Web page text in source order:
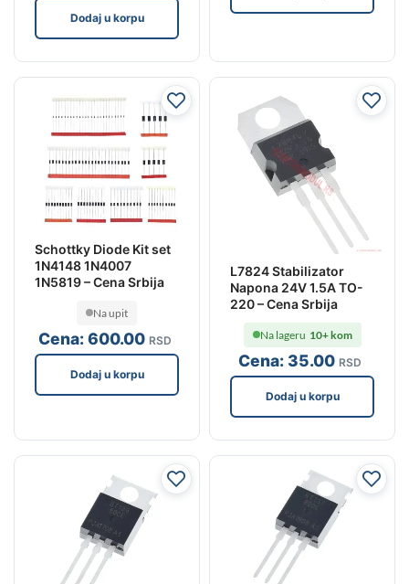
Dodaj u korpu
Schottky Diode Kit set
1N4148 1N4007
1N5819 – Cena Srbija
Cena:600.00 RSD
Na upit
Dodaj u korpu
L7824 Stabilizator
Napona 24V 1.5A TO-
220 – Cena Srbija
Cena:35.00 RSD
Na lageru 10+ kom
Dodaj u korpu